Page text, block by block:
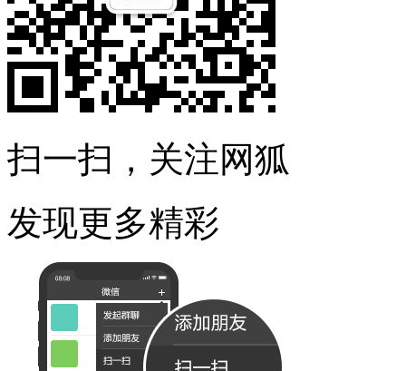
扫一扫，关注网狐
发现更多精彩